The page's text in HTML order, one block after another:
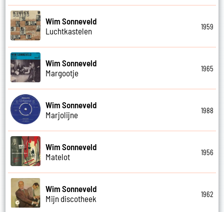
Wim Sonneveld
Luchtkastelen
1959
Wim Sonneveld
Margootje
1965
Wim Sonneveld
Marjolijne
1988
Wim Sonneveld
Matelot
1956
Wim Sonneveld
Mijn discotheek
1962